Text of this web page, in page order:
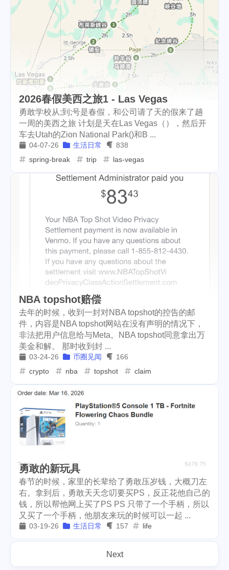
2026春假美西之旅1 - Las Vegas
勇敢学校从;到;号是春假，和公司请了天的假来了趟
一周的美西之旅 计划是天在Las Vegas（），然后开
车去Utah的Zion National Park()和B ...
04-07-26 生活日常
838
spring-break
trip las-vegas
NBA topshot赔偿
去年的时候，收到一封对NBA topshot的控告的邮
件，内容是NBA topshot网站在没有声明的情况下，
非法把用户信息给与Meta。NBA topshot同意拿出万
美金和解。 那时收到封 ...
03-24-26 币圈见闻
166
crypto
nba topshot claim
勇敢的新玩具
春节的时候，家里的长辈给了勇敢压岁钱，大概刀左
右。拿到后，勇敢天天念叨要买PS，反正花他自己的
钱，所以帮他网上买了PS PS 只带了一个手柄，所以
又买了一个手柄，他朋友来玩的时候可以一起 ...
03-19-26 生活日常 157 life
Next